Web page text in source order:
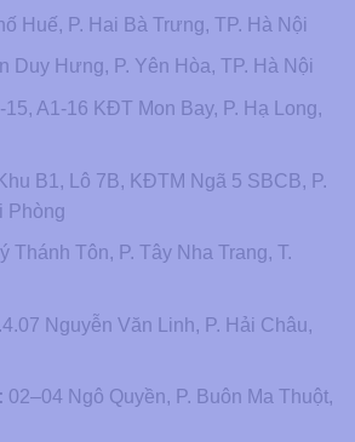
Huế, P. Hai Bà Trưng, TP. Hà Nội
Duy Hưng, P. Yên Hòa, TP. Hà Nội
15, A1-16 KĐT Mon Bay, P. Hạ Long,
B1, Lô 7B, KĐTM Ngã 5 SBCB, P.
Phòng
Thánh Tôn, P. Tây Nha Trang, T.
Nguyễn Văn Linh, P. Hải Châu,
02–04 Ngô Quyền, P. Buôn Ma Thuột,